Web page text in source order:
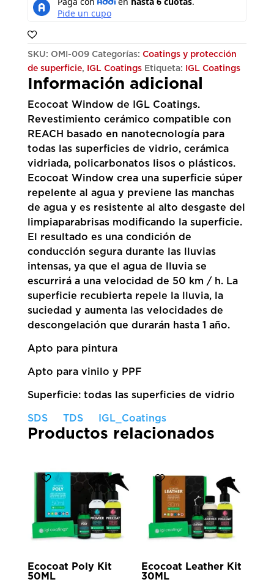
60ML
SKU: OMI-009 Categorías: Coatings y protección
de superficie, IGL Coatings Etiqueta: IGL Coatings
Información adicional
Ecocoat Window de IGL Coatings.
Revestimiento cerámico compatible con
REACH basado en nanotecnología para
todas las superficies de vidrio, cerámica
vidriada, policarbonatos lisos o plásticos.
Ecocoat Window crea una superficie súper
repelente al agua y previene las manchas
de agua y es resistente al alto desgaste del
limpiaparabrisas modificando la superficie.
El resultado es una condición de
conducción segura durante las lluvias
intensas, ya que el agua de lluvia se
escurrirá a una velocidad de 50 km / h. La
superficie recubierta repele la lluvia, la
suciedad y aumenta las velocidades de
descongelación que durarán hasta 1 año.
Apto para pintura
Apto para vinilo y PPF
Superficie: todas las superficies de vidrio
SDSTDSIGL_Coatings
Productos relacionados
Ecocoat Poly Kit
50ML
Ecocoat Leather Kit
30ML